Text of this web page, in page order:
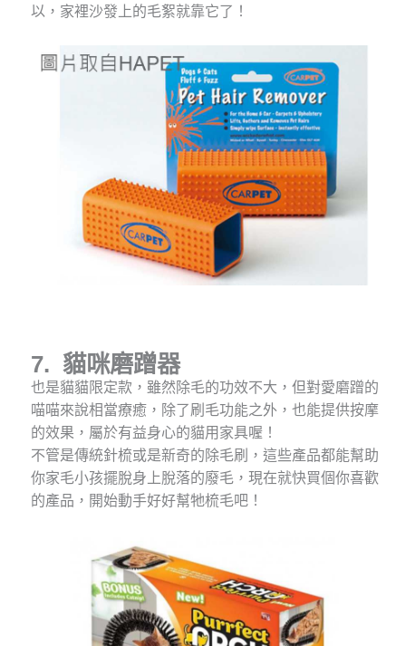
以，家裡沙發上的毛絮就靠它了！
7. 貓咪磨蹭器
也是貓貓限定款，雖然除毛的功效不大，但對愛磨蹭的
喵喵來說相當療癒，除了刷毛功能之外，也能提供按摩
的效果，屬於有益身心的貓用家具喔！
不管是傳統針梳或是新奇的除毛刷，這些產品都能幫助
你家毛小孩擺脫身上脫落的廢毛，現在就快買個你喜歡
的產品，開始動手好好幫牠梳毛吧！